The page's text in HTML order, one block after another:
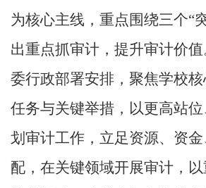
为核心主线，重点围绕三个“
出重点抓审计，提升审计价
委行政部署安排，聚焦学校
任务与关键举措，以更高站
划审计工作，立足资源、资
配，在关键领域开展审计，